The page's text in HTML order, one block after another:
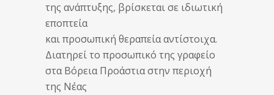
της ανάπτυξης, βρίσκεται σε ιδιωτική
εποπτεία
και προσωπική θεραπεία αντίστοιχα.
Διατηρεί το προσωπικό της γραφείο
στα Βόρεια Προάστια στην περιοχή
της Νέας